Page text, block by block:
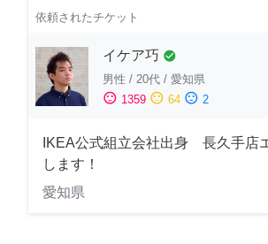
依頼されたチケット
イケア巧 check_circle
男性 / 20代 / 愛知県
sentiment_satisfied 1359 sentiment_neutral 64 sentiment_dissatisfied 2
IKEA公式組立会社出身 長久手店
します！
愛知県